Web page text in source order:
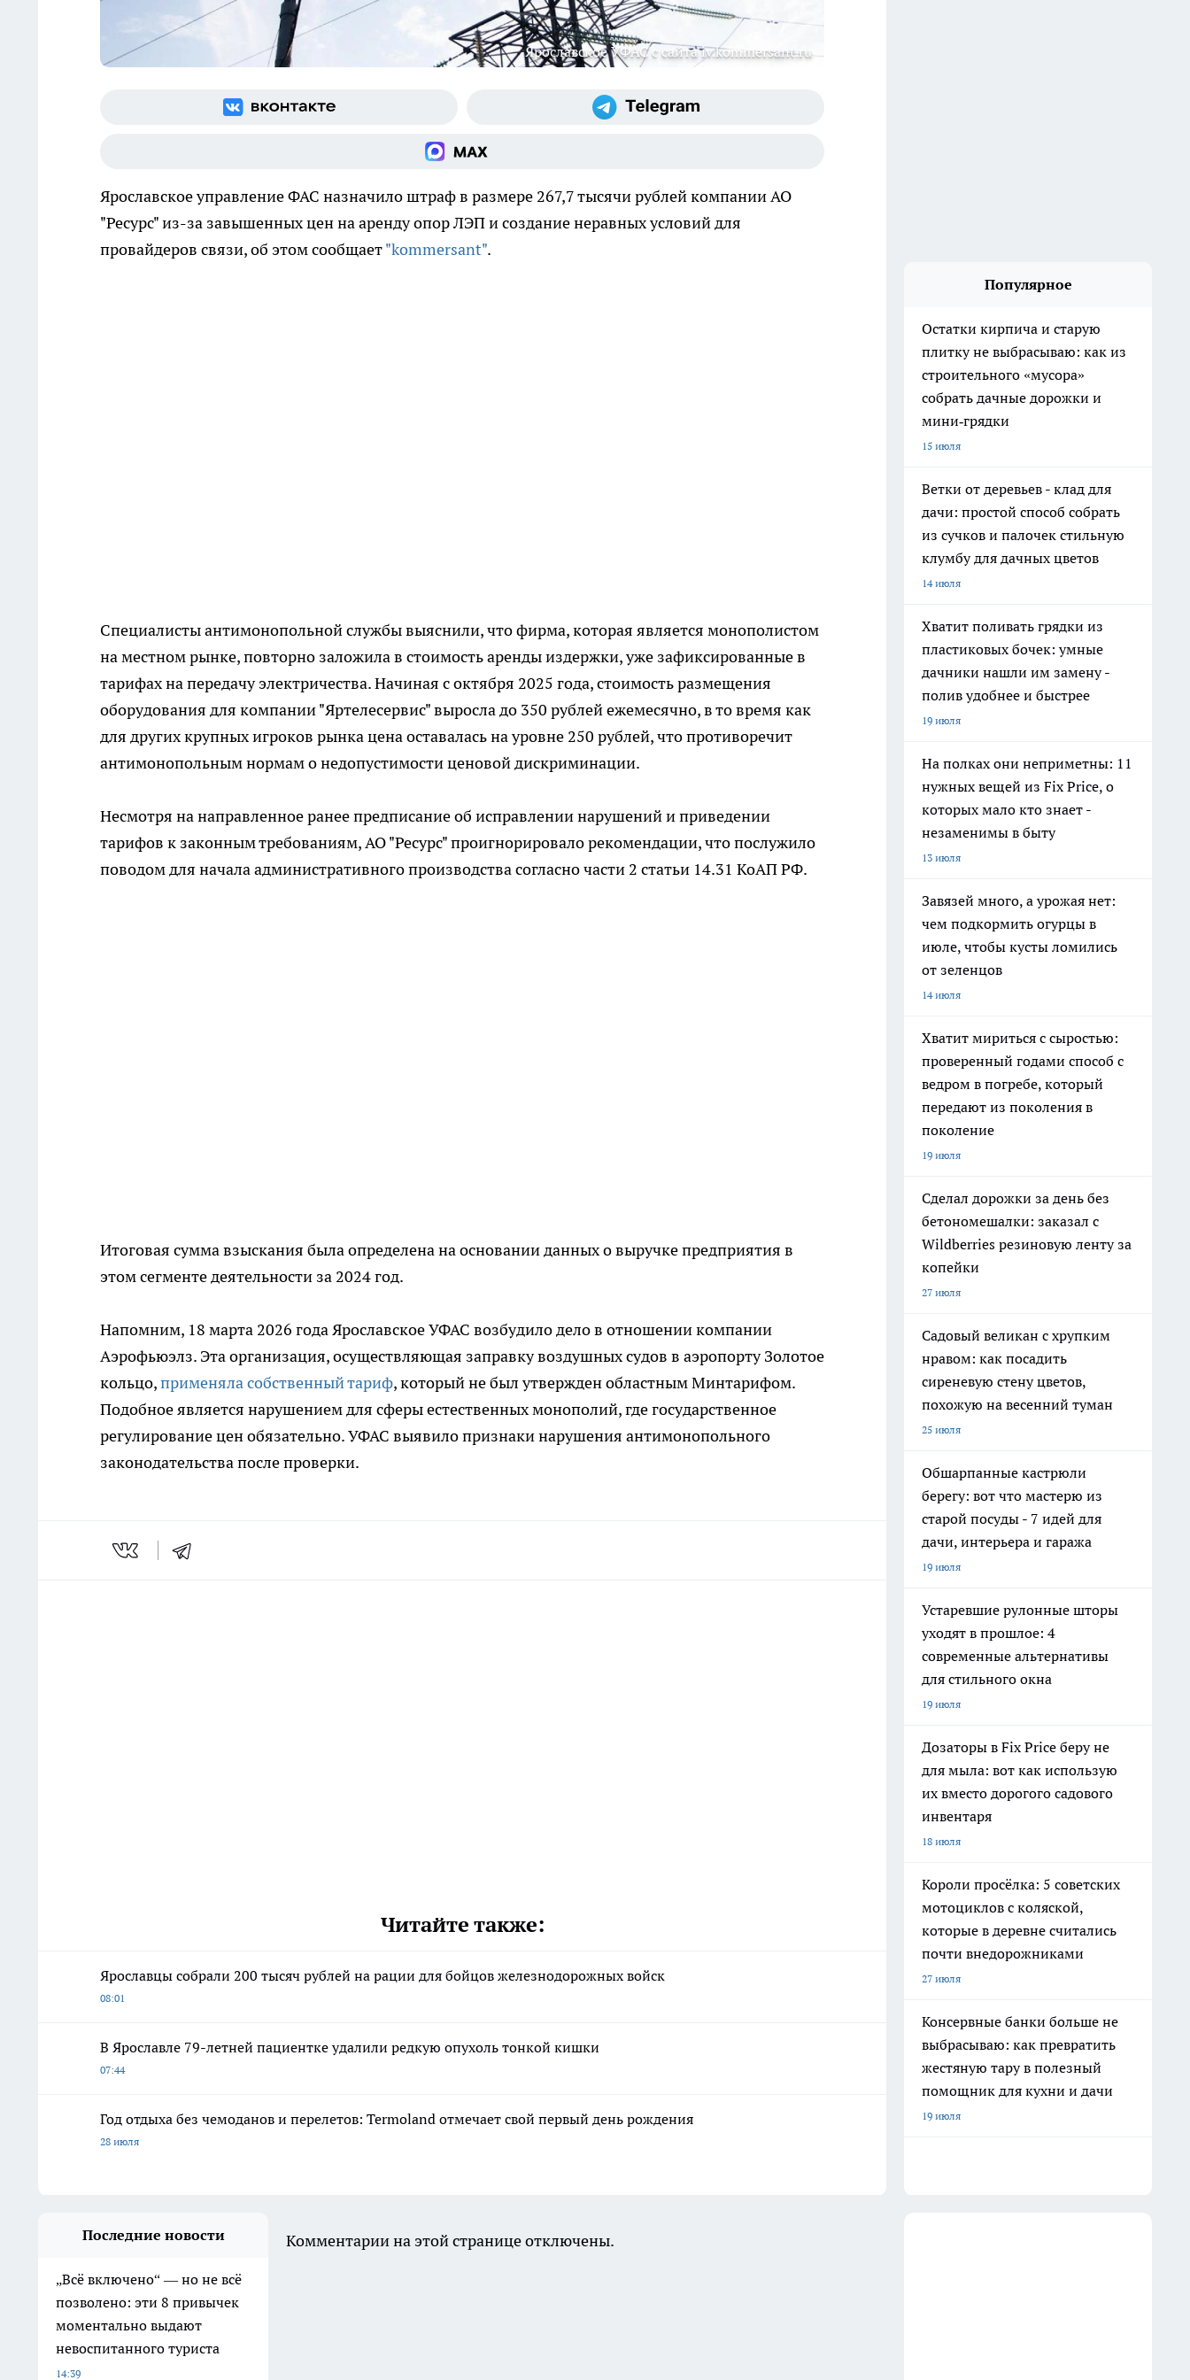
Ярославское УФАС с сайта iv.kommersant.ru
Ярославское управление ФАС назначило штраф в размере 267,7 тысячи рублей компании АО
"Ресурс" из-за завышенных цен на аренду опор ЛЭП и создание неравных условий для
провайдеров связи, об этом сообщает"kommersant".
Специалисты антимонопольной службы выяснили, что фирма, которая является монополистом
на местном рынке, повторно заложила в стоимость аренды издержки, уже зафиксированные в
тарифах на передачу электричества. Начиная с октября 2025 года, стоимость размещения
оборудования для компании "Яртелесервис" выросла до 350 рублей ежемесячно, в то время как
для других крупных игроков рынка цена оставалась на уровне 250 рублей, что противоречит
антимонопольным нормам о недопустимости ценовой дискриминации.
Несмотря на направленное ранее предписание об исправлении нарушений и приведении
тарифов к законным требованиям, АО "Ресурс" проигнорировало рекомендации, что послужило
поводом для начала административного производства согласно части 2 статьи 14.31 КоАП РФ.
Итоговая сумма взыскания была определена на основании данных о выручке предприятия в
этом сегменте деятельности за 2024 год.
Напомним, 18 марта 2026 года Ярославское УФАС возбудило дело в отношении компании
Аэрофьюэлз. Эта организация, осуществляющая заправку воздушных судов в аэропорту Золотое
кольцо,применяла собственный тариф, который не был утвержден областным Минтарифом.
Подобное является нарушением для сферы естественных монополий, где государственное
регулирование цен обязательно. УФАС выявило признаки нарушения антимонопольного
законодательства после проверки.
Читайте также:
Ярославцы собрали 200 тысяч рублей на рации для бойцов железнодорожных войск
08:01
В Ярославле 79-летней пациентке удалили редкую опухоль тонкой кишки
07:44
Год отдыха без чемоданов и перелетов: Termoland отмечает свой первый день рождения
28 июля
Популярное
Остатки кирпича и старую
плитку не выбрасываю: как из
строительного «мусора»
собрать дачные дорожки и
мини‑грядки
15 июля
Ветки от деревьев - клад для
дачи: простой способ собрать
из сучков и палочек стильную
клумбу для дачных цветов
14 июля
Хватит поливать грядки из
пластиковых бочек: умные
дачники нашли им замену -
полив удобнее и быстрее
19 июля
На полках они неприметны: 11
нужных вещей из Fix Price, о
которых мало кто знает -
незаменимы в быту
13 июля
Завязей много, а урожая нет:
чем подкормить огурцы в
июле, чтобы кусты ломились
от зеленцов
14 июля
Хватит мириться с сыростью:
проверенный годами способ с
ведром в погребе, который
передают из поколения в
поколение
19 июля
Сделал дорожки за день без
бетономешалки: заказал с
Wildberries резиновую ленту за
копейки
27 июля
Садовый великан с хрупким
нравом: как посадить
сиреневую стену цветов,
похожую на весенний туман
25 июля
Обшарпанные кастрюли
берегу: вот что мастерю из
старой посуды - 7 идей для
дачи, интерьера и гаража
19 июля
Устаревшие рулонные шторы
уходят в прошлое: 4
современные альтернативы
для стильного окна
19 июля
Дозаторы в Fix Price беру не
для мыла: вот как использую
их вместо дорогого садового
инвентаря
18 июля
Короли просёлка: 5 советских
мотоциклов с коляской,
которые в деревне считались
почти внедорожниками
27 июля
Консервные банки больше не
выбрасываю: как превратить
жестяную тару в полезный
помощник для кухни и дачи
19 июля
Последние новости
„Всё включено“ — но не всё
позволено: эти 8 привычек
моментально выдают
невоспитанного туриста
14:39
Комментарии на этой странице отключены.